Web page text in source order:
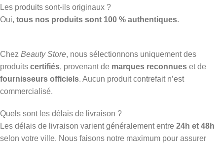
Les produits sont-ils originaux ?
Oui, tous nos produits sont 100 % authentiques.
Chez Beauty Store, nous sélectionnons uniquement des
produits certifiés, provenant de marques reconnues et de
fournisseurs officiels. Aucun produit contrefait n’est
commercialisé.
Quels sont les délais de livraison ?
Les délais de livraison varient généralement entre 24h et 48h
selon votre ville. Nous faisons notre maximum pour assurer